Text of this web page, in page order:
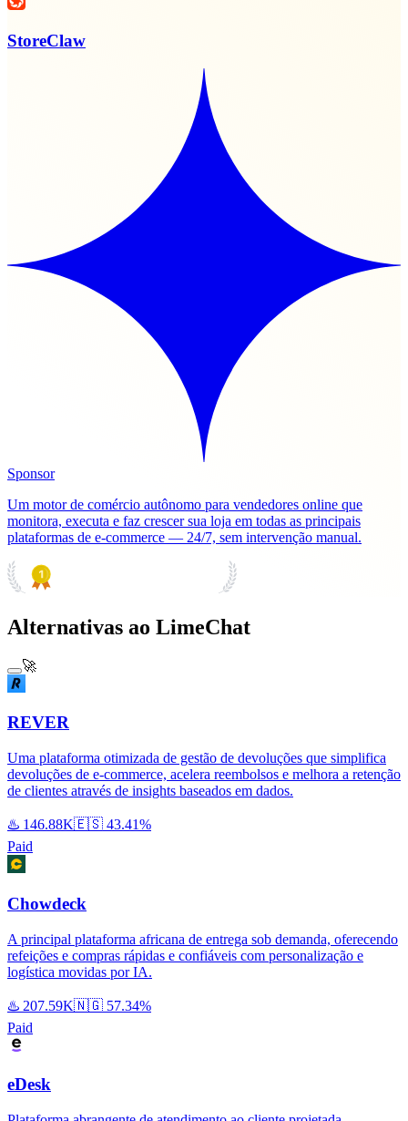
StoreClaw
Sponsor
Um motor de comércio autônomo para vendedores online que
monitora, executa e faz crescer sua loja em todas as principais
plataformas de e-commerce — 24/7, sem intervenção manual.
Alternativas ao LimeChat
🚀
REVER
Uma plataforma otimizada de gestão de devoluções que simplifica
devoluções de e-commerce, acelera reembolsos e melhora a retenção
de clientes através de insights baseados em dados.
♨️ 146.88K🇪🇸 43.41%
Paid
Chowdeck
A principal plataforma africana de entrega sob demanda, oferecendo
refeições e compras rápidas e confiáveis com personalização e
logística movidas por IA.
♨️ 207.59K🇳🇬 57.34%
Paid
eDesk